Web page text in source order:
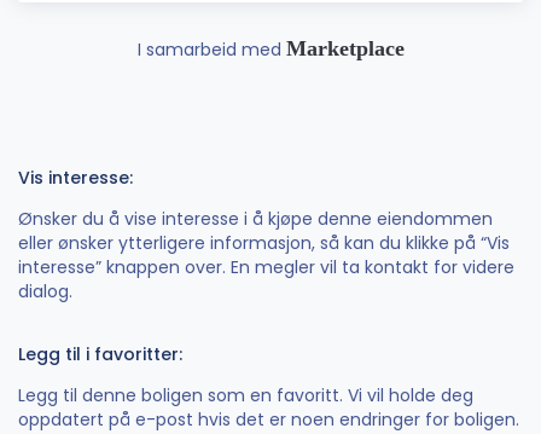
I samarbeid med Marketplace
Vis interesse:
Ønsker du å vise interesse i å kjøpe denne eiendommen
eller ønsker ytterligere informasjon, så kan du klikke på “Vis
interesse” knappen over. En megler vil ta kontakt for videre
dialog.
Legg til i favoritter:
Legg til denne boligen som en favoritt. Vi vil holde deg
oppdatert på e-post hvis det er noen endringer for boligen.